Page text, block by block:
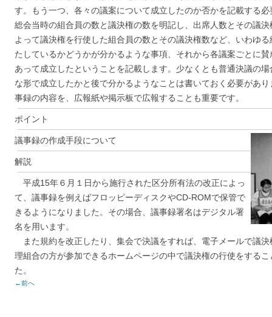
す。もう一つ、各々の議案について成立したのか否かを記載する
総会当時の組合員の数と議決権の数を明記し、出席人数とその議
よって議決権を行使した組合員の数とその議決権数など、いわゆ
たしているかどうかが分かるような事項、それから各議案ごとに
あって成立したということを記載します。少なくとも普通決議の
な形で成立したかと後で分かるようなことは書いておく必要があ
事録の内容を、広報紙や掲示板で広報することも重要です。
ポイント
議事録の作成手段について
解説
平成15年６月１日から施行された区分所有法の改正によっ
て、議事録を例えばフロッピーディスクやCD-ROMで保管で
きるようになりました。その場合、議事録署名はデジタル署
名を用います。
また規約を改正したり、集会で決議をすれば、電子メールで議決
理組合の方が参加できるホームページの中で議決権の行使をする
た。
←前へ